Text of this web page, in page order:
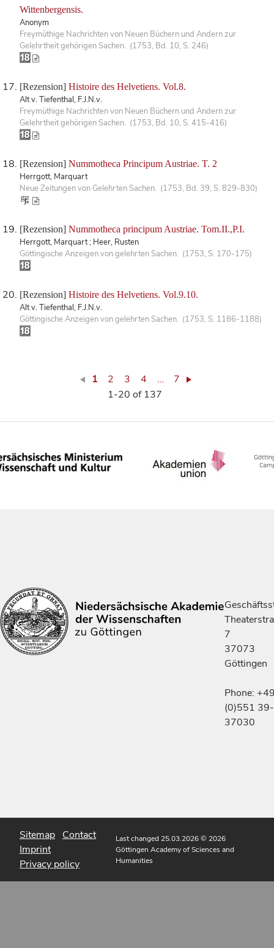
Wittenbergensis.
Anonym
Freymüthige Nachrichten von Neuen Büchern und Andern zur
Gelehrtheit gehörigen Sachen. (1753, Bd. 10, S. 246)
[Rezension] Histoire des Helvetiens. Vol.8.
Alt v. Tiefenthal, F.J.N.v.
Freymüthige Nachrichten von Neuen Büchern und Andern zur
Gelehrtheit gehörigen Sachen. (1753, Bd. 10, S. 415-416)
[Rezension] Nummotheca Principum Austriae. T. 2
Herrgott, Marquart
Neue Zeitungen von Gelehrten Sachen. (1753, Bd. 39, S. 829-830)
[Rezension] Nummotheca principum Austriae. Tom.II.,P.I.
Herrgott, Marquart ; Heer, Rusten
Göttingische Anzeigen von gelehrten Sachen. (1753, S. 170-175)
[Rezension] Histoire des Helvetiens. Vol.9.10.
Alt v. Tiefenthal, F.J.N.v.
Göttingische Anzeigen von gelehrten Sachen. (1753, S. 1186-1188)
1 2 3 4 …
7
1-20 of 137
7
37073
Göttingen
Phone:
(0)551 39-
37030
Sitemap Contact
Imprint
Privacy policy
Last changed 25.03.2026© 2026
Göttingen Academy of Sciences and
Humanities